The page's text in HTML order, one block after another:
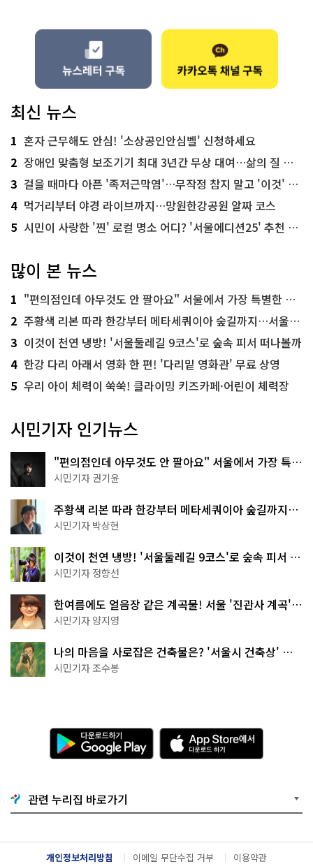
최신 뉴스
1 혼자 근무해도 안심! '소상공인안심벨' 신청하세요
2 장애인 맞춤형 보조기기 최대 3년간 무상 대여…삶의 질 높인다
3 걸을 때마다 아픈 '족저근막염'…무작정 참지 말고 '이것' 해보세요!
4 먹거리부터 야경 라이브까지…망원한강공원 알짜 코스
5 시민이 사랑한 '찐' 로컬 명소 어디? '서울에디션25' 추천 코스
많이 본 뉴스
1 "편의점인데 아무것도 안 팔아요" 서울에서 가장 특별한 편의점의 정체
2 주황색 리본 따라 한강부터 메타세쿼이아 숲길까지…서울둘레길 15코스
3 이것이 천연 냉방! '서울둘레길 9코스'로 숲속 피서 떠나볼까
4 한강 다리 아래서 영화 한 편! '다리밑 영화관' 무료 상영
5 우리 아이 체력이 쑥쑥! 클라이밍 키즈카페·어린이 체력장
시민기자 인기뉴스
"편의점인데 아무것도 안 팔아요" 서울에서 가장 특별
한 편의점의 정체
시민기자 권기윤
주황색 리본 따라 한강부터 메타세쿼이아 숲길까지…
서울둘레길 15코스
시민기자 박상현
이것이 천연 냉방! '서울둘레길 9코스'로 숲속 피서 떠
나볼까
시민기자 정향선
한여름에도 얼음장 같은 계곡물! 서울 '진관사 계곡'이
천국이네~
시민기자 양지영
나의 마음을 사로잡은 건축물은? '서울시 건축상' 수
상작 공개!
시민기자 조수봉
다
운
로
기
G
o
g
l
A
p
p
e
서
다
관련 누리집 바로가기
개인정보처리방침 이메일 무단수집 거부 이용약관